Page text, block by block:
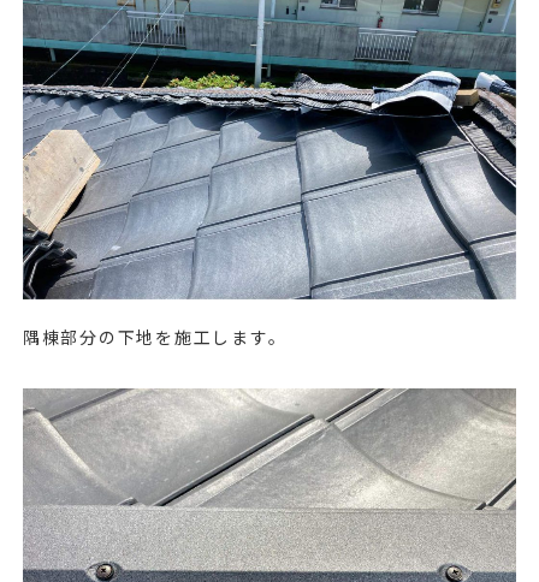
隅棟部分の下地を施工します。